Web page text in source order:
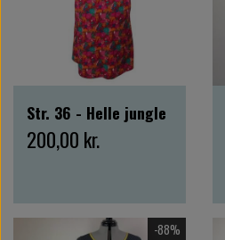
Str. 36 - Helle jungle
200,00 kr.
-88%